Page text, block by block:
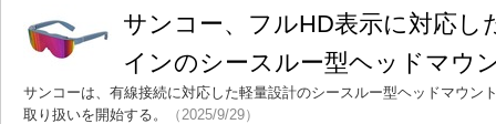
サンコー、フルHD表示に対応し
インのシースルー型ヘッドマウ
サンコーは、有線接続に対応した軽量設計のシースルー型ヘッドマウン
取り扱いを開始する。
（2025/9/29）